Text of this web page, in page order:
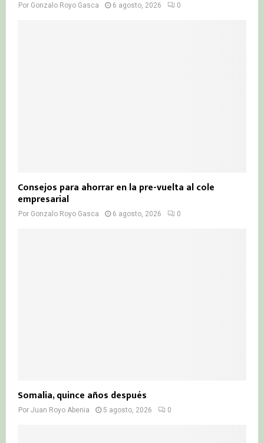
Por Gonzalo Royo Gasca 6 agosto, 2026 0
Consejos para ahorrar en la pre-vuelta al cole
empresarial
Por Gonzalo Royo Gasca 6 agosto, 2026 0
Somalia, quince años después
Por Juan Royo Abenia 5 agosto, 2026 0